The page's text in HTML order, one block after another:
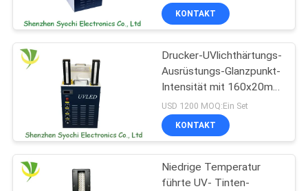
KONTAKT
Drucker-UVlichthärtungs-
Ausrüstungs-Glanzpunkt-
Intensität mit 160x20mm
ausstrahlendem Fenster
USD 1200 MOQ:Ein Set
KONTAKT
Niedrige Temperatur
führte UV- Tinten-